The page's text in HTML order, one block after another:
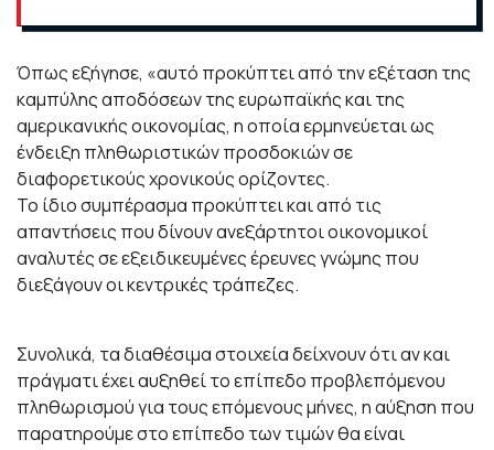
Όπως εξήγησε, «αυτό προκύπτει από την εξέταση της
καμπύλης αποδόσεων της ευρωπαϊκής και της
αμερικανικής οικονομίας, η οποία ερμηνεύεται ως
ένδειξη πληθωριστικών προσδοκιών σε
διαφορετικούς χρονικούς ορίζοντες.
Το ίδιο συμπέρασμα προκύπτει και από τις
απαντήσεις που δίνουν ανεξάρτητοι οικονομικοί
αναλυτές σε εξειδικευμένες έρευνες γνώμης που
διεξάγουν οι κεντρικές τράπεζες.
Συνολικά, τα διαθέσιμα στοιχεία δείχνουν ότι αν και
πράγματι έχει αυξηθεί το επίπεδο προβλεπόμενου
πληθωρισμού για τους επόμενους μήνες, η αύξηση που
παρατηρούμε στο επίπεδο των τιμών θα είναι